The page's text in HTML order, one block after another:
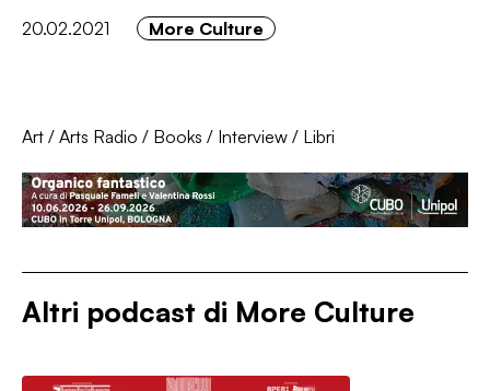
20.02.2021 More Culture
Art / Arts Radio / Books / Interview / Libri
Altri podcast di More Culture